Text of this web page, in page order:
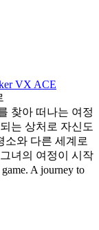
VX ACE
찾아 떠나는 여정
는 상처로 자신도
소와 다른 세계로
녀의 여정이 시작
A journey to